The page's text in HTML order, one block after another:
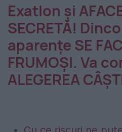
Exatlon şi
SECRETĂ!
aparenţe SE
FRUMOŞI. Va
ALEGEREA